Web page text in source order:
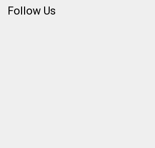
Follow Us